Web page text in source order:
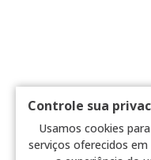
Controle sua
Usamos cookies
serviços oferecidos